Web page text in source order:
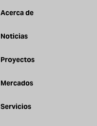
Acerca de
Noticias
Proyectos
Mercados
Servicios